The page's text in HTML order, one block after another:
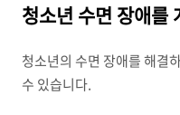
청소년 수면 장애를
청소년의 수면 장애를 해결
수 있습니다.